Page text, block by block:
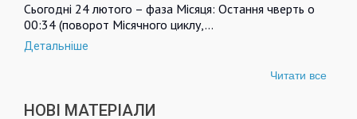
Сьогодні 24 лютого – фаза Місяця: Остання чверть о
00:34 (поворот Місячного циклу,…
Детальніше
Читати все
НОВІ МАТЕРІАЛИ